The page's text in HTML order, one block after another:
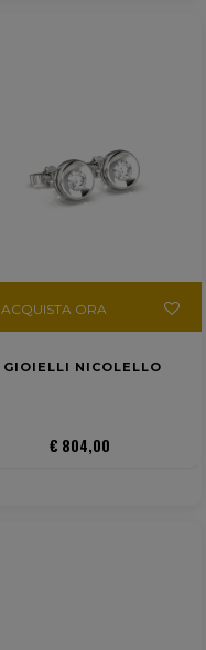
ACQUISTA ORA
GIOIELLI NICOLELLO
€ 804,00